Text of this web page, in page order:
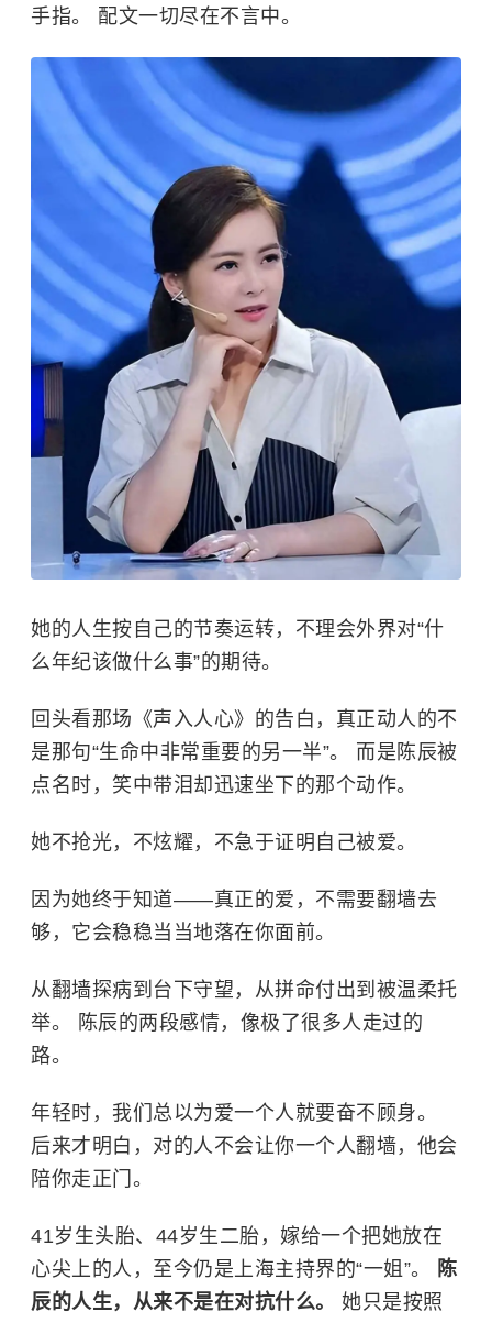
手指。 配文一切尽在不言中。
她的人生按自己的节奏运转，不理会外界对“什
么年纪该做什么事”的期待。
回头看那场《声入人心》的告白，真正动人的不
是那句“生命中非常重要的另一半”。 而是陈辰被
点名时，笑中带泪却迅速坐下的那个动作。
她不抢光，不炫耀，不急于证明自己被爱。
因为她终于知道——真正的爱，不需要翻墙去
够，它会稳稳当当地落在你面前。
从翻墙探病到台下守望，从拼命付出到被温柔托
举。 陈辰的两段感情，像极了很多人走过的
路。
年轻时，我们总以为爱一个人就要奋不顾身。
后来才明白，对的人不会让你一个人翻墙，他会
陪你走正门。
41岁生头胎、44岁生二胎，嫁给一个把她放在
心尖上的人，至今仍是上海主持界的“一姐”。
陈
辰的人生，从来不是在对抗什么。 她只是按照